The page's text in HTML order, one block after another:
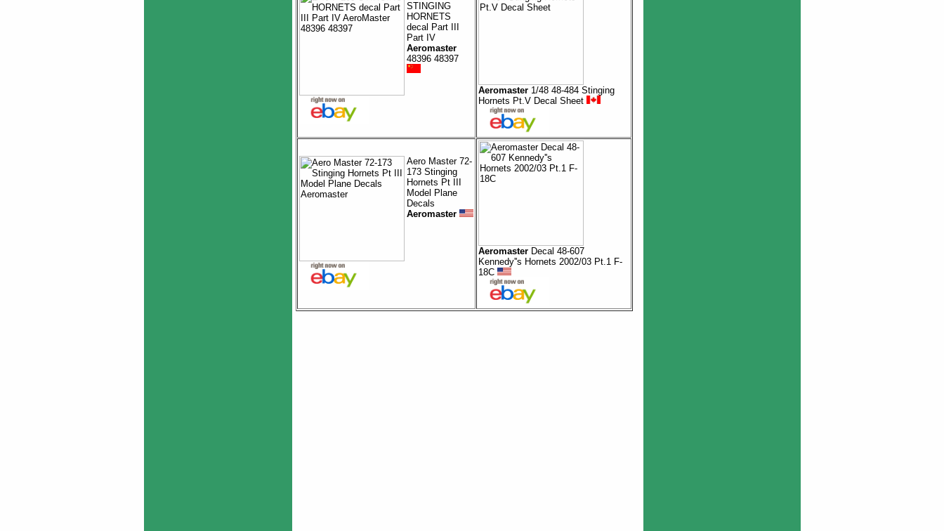
STINGING
HORNETS
decal Part III
Part IV
Aeromaster
48396 48397
Aeromaster1/48 48-484 Stinging
Hornets Pt.V Decal Sheet
Aero Master 72-
173 Stinging
Hornets Pt III
Model Plane
Decals
Aeromaster
AeromasterDecal 48-607
Kennedy''s Hornets 2002/03 Pt.1 F-
18C